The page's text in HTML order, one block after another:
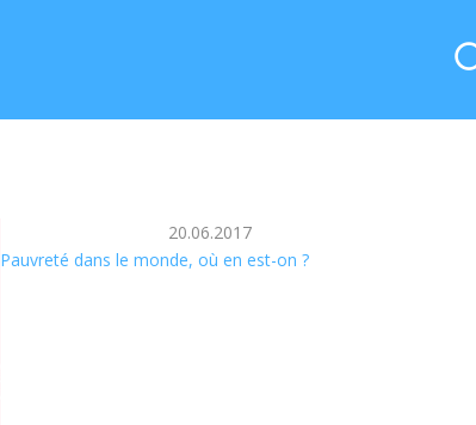
20.06.2017
Pauvreté dans le monde, où en est-on ?